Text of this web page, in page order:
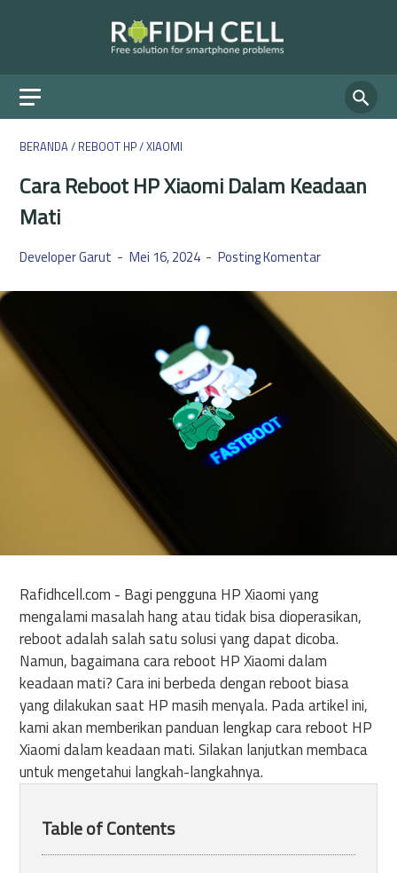
BERANDA/ REBOOT HP/XIAOMI
Cara Reboot HP Xiaomi Dalam Keadaan
Mati
Developer Garut Mei 16, 2024 Posting Komentar
Rafidhcell.com - Bagi pengguna HP Xiaomi yang
mengalami masalah hang atau tidak bisa dioperasikan,
reboot adalah salah satu solusi yang dapat dicoba.
Namun, bagaimana cara reboot HP Xiaomi dalam
keadaan mati? Cara ini berbeda dengan reboot biasa
yang dilakukan saat HP masih menyala. Pada artikel ini,
kami akan memberikan panduan lengkap cara reboot HP
Xiaomi dalam keadaan mati. Silakan lanjutkan membaca
untuk mengetahui langkah-langkahnya.
Table of Contents